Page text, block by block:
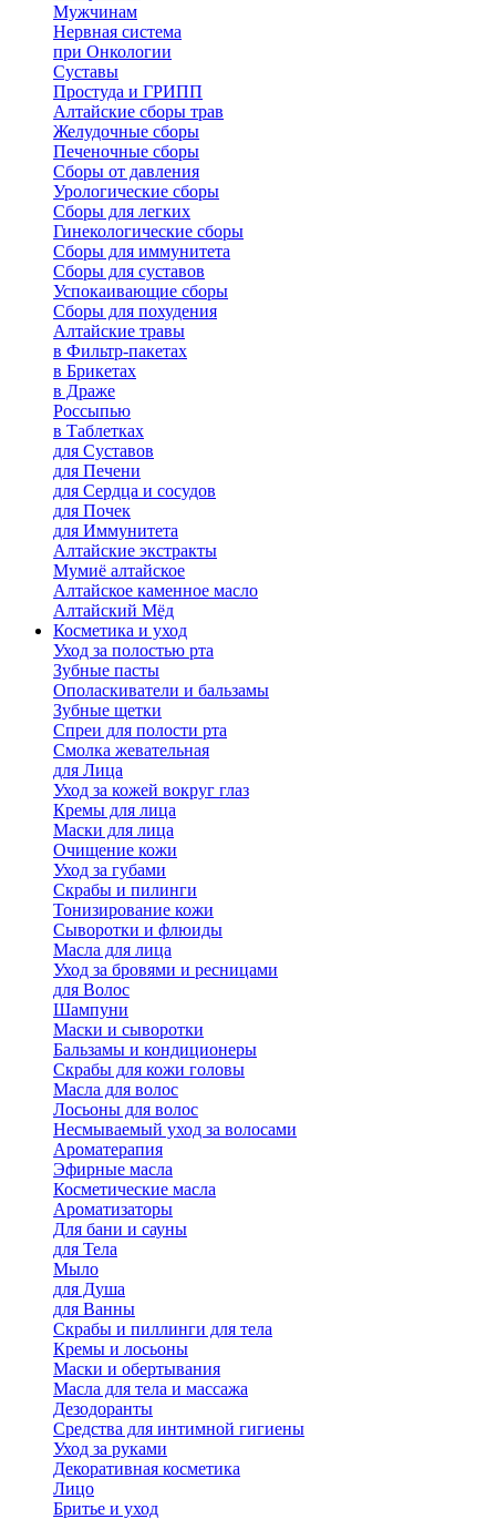
Мужчинам
Нервная система
при Онкологии
Суставы
Простуда и ГРИПП
Алтайские сборы трав
Желудочные сборы
Печеночные сборы
Сборы от давления
Урологические сборы
Сборы для легких
Гинекологические сборы
Сборы для иммунитета
Сборы для суставов
Успокаивающие сборы
Сборы для похудения
Алтайские травы
в Фильтр-пакетах
в Брикетах
в Драже
Россыпью
в Таблетках
для Cуставов
для Печени
для Сердца и сосудов
для Почек
для Иммунитета
Алтайские экстракты
Мумиё алтайское
Алтайское каменное масло
Алтайский Мёд
Косметика и уход
Уход за полостью рта
Зубные пасты
Ополаскиватели и бальзамы
Зубные щетки
Спреи для полости рта
Смолка жевательная
для Лица
Уход за кожей вокруг глаз
Кремы для лица
Маски для лица
Очищение кожи
Уход за губами
Скрабы и пилинги
Тонизирование кожи
Сыворотки и флюиды
Масла для лица
Уход за бровями и ресницами
для Волос
Шампуни
Маски и сыворотки
Бальзамы и кондиционеры
Скрабы для кожи головы
Масла для волос
Лосьоны для волос
Несмываемый уход за волосами
Ароматерапия
Эфирные масла
Косметические масла
Ароматизаторы
Для бани и сауны
для Тела
Мыло
для Душа
для Ванны
Скрабы и пиллинги для тела
Кремы и лосьоны
Маски и обертывания
Масла для тела и массажа
Дезодоранты
Средства для интимной гигиены
Уход за руками
Декоративная косметика
Лицо
Бритье и уход